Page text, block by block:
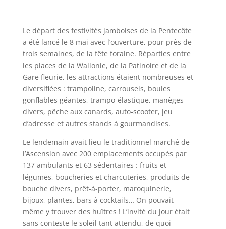
Le départ des festivités jamboises de la Pentecôte
a été lancé le 8 mai avec l’ouverture, pour près de
trois semaines, de la fête foraine. Réparties entre
les places de la Wallonie, de la Patinoire et de la
Gare fleurie, les attractions étaient nombreuses et
diversifiées : trampoline, carrousels, boules
gonflables géantes, trampo-élastique, manèges
divers, pêche aux canards, auto-scooter, jeu
d’adresse et autres stands à gourmandises.
Le lendemain avait lieu le traditionnel marché de
l’Ascension avec 200 emplacements occupés par
137 ambulants et 63 sédentaires : fruits et
légumes, boucheries et charcuteries, produits de
bouche divers, prêt-à-porter, maroquinerie,
bijoux, plantes, bars à cocktails… On pouvait
même y trouver des huîtres ! L’invité du jour était
sans conteste le soleil tant attendu, de quoi